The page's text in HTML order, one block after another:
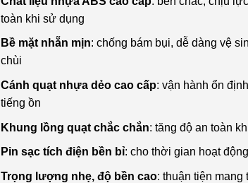
toàn khi sử dụng
Bề mặt nhẵn mịn: chống bám bụi, dễ dàng vệ
chùi
Cánh quạt nhựa dẻo cao cấp: vận hành ổn
tiếng ồn
Khung lồng quạt chắc chắn: tăng độ an toàn
Pin sạc tích điện bền bỉ: cho thời gian hoạt
Trọng lượng nhẹ, độ bền cao: thuận tiện mang